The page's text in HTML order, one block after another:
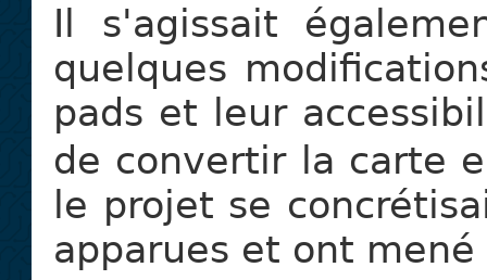
Il s'agissait
quelques
pads et leur
de convertir la carte
le projet se
apparues et ont